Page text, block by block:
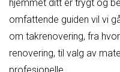
hjemmet ditt er trygt og
omfattende guiden vil vi
om takrenovering, fra
renovering, til valg av